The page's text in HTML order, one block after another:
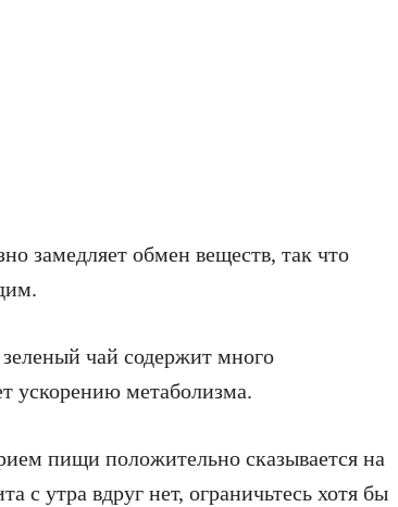
замедляет обмен веществ, так что
чай содержит много
ускорению метаболизма.
пищи положительно сказывается на
с утра вдруг нет, ограничьтесь хотя бы